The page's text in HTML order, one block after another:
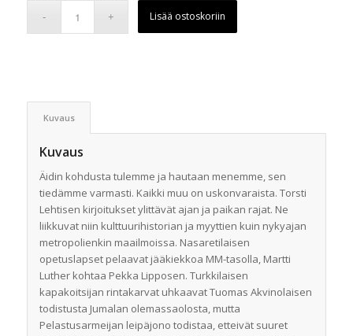
hinta
on:
Lisää ostoskoriin
Kuvaus
Kuvaus
Äidin kohdusta tulemme ja hautaan menemme, sen
tiedämme varmasti. Kaikki muu on uskonvaraista. Torsti
Lehtisen kirjoitukset ylittävät ajan ja paikan rajat. Ne
liikkuvat niin kulttuurihistorian ja myyttien kuin nykyajan
metropolienkin maailmoissa. Nasaretilaisen
opetuslapset pelaavat jääkiekkoa MM-tasolla, Martti
Luther kohtaa Pekka Lipposen. Turkkilaisen
kapakoitsijan rintakarvat uhkaavat Tuomas Akvinolaisen
todistusta Jumalan olemassaolosta, mutta
Pelastusarmeijan leipäjono todistaa, etteivät suuret